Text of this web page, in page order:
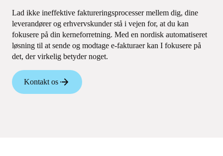
Lad ikke ineffektive faktureringsprocesser mellem dig, dine
leverandører og erhvervskunder stå i vejen for, at du kan
fokusere på din kerneforretning. Med en nordisk automatiseret
løsning til at sende og modtage e-fakturaer kan I fokusere på
det, der virkelig betyder noget.
Kontakt os